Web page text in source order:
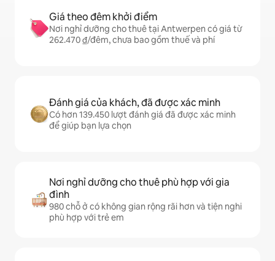
Giá theo đêm khởi điểm
Nơi nghỉ dưỡng cho thuê tại Antwerpen có giá từ
262.470 ₫/đêm, chưa bao gồm thuế và phí
Đánh giá của khách, đã được xác minh
Có hơn 139.450 lượt đánh giá đã được xác minh
để giúp bạn lựa chọn
Nơi nghỉ dưỡng cho thuê phù hợp với gia
đình
980 chỗ ở có không gian rộng rãi hơn và tiện nghi
phù hợp với trẻ em